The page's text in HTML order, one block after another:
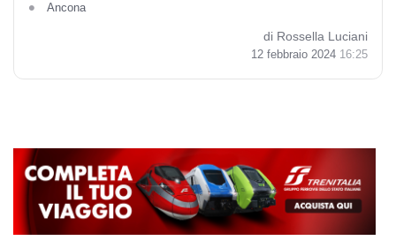
Ancona
di Rossella Luciani
12 febbraio 2024 16:25